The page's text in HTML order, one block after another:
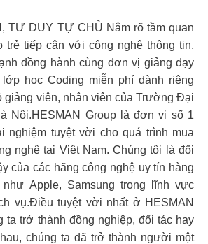
TƯ DUY TỰ CHỦ Nắm rõ tầm quan
trẻ tiếp cận với công nghệ thông tin,
đồng hành cùng đơn vị giảng dạy
học Coding miễn phí dành riêng
giảng viên, nhân viên của Trường Đại
Nội.HESMAN Group là đơn vị số 1
nghiệm tuyệt vời cho quá trình mua
nghệ tại Việt Nam. Chúng tôi là đối
của các hãng công nghệ uy tín hàng
Apple, Samsung trong lĩnh vực
vụ.Điều tuyệt vời nhất ở HESMAN
ta trở thành đồng nghiệp, đối tác hay
chúng ta đã trở thành người một